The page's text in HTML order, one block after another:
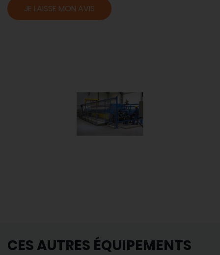
JE LAISSE MON AVIS
CES AUTRES ÉQUIPEMENTS